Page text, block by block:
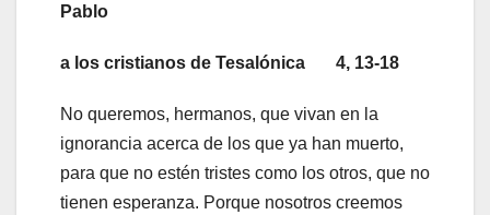
Pablo
a los cristianos de Tesalónica 4, 13-18
No queremos, hermanos, que vivan en la
ignorancia acerca de los que ya han muerto,
para que no estén tristes como los otros, que no
tienen esperanza. Porque nosotros creemos